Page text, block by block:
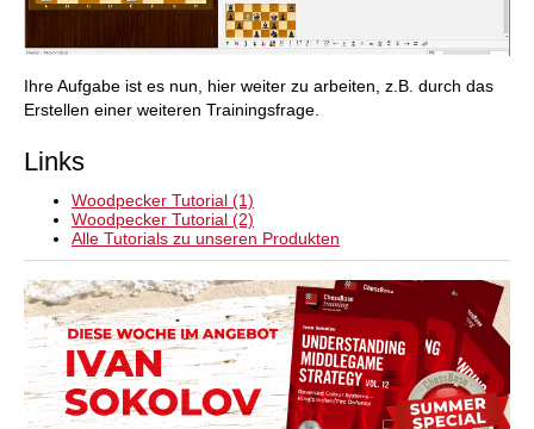
Ihre Aufgabe ist es nun, hier weiter zu arbeiten, z.B. durch das
Erstellen einer weiteren Trainingsfrage.
Links
Woodpecker Tutorial (1)
Woodpecker Tutorial (2)
Alle Tutorials zu unseren Produkten